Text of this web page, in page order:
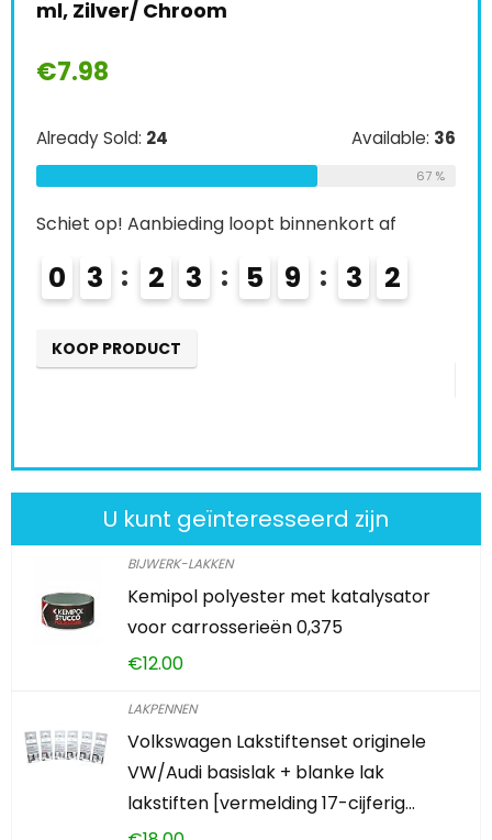
ml, Zilver/ Chroom
€7.98
Already Sold: 24 Available: 36
67 %
Schiet op! Aanbieding loopt binnenkort af
0 3 2 3 5 9 3 1
KOOP PRODUCT
U kunt geïnteresseerd zijn
BIJWERK-LAKKEN
Kemipol polyester met katalysator
voor carrosserieën 0,375
€12.00
LAKPENNEN
Volkswagen Lakstiftenset originele
VW/Audi basislak + blanke lak
lakstiften [vermelding 17-cijferig…